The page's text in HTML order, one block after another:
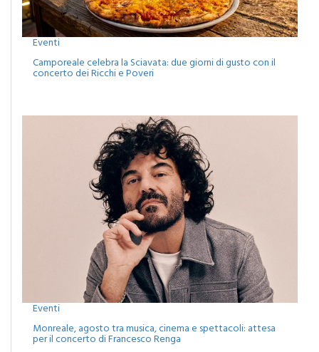
Eventi
Camporeale celebra la Sciavata: due giorni di gusto con il
concerto dei Ricchi e Poveri
Monreale, agosto tra musica, cinema e spettacoli: attesa
per il concerto di Francesco Renga